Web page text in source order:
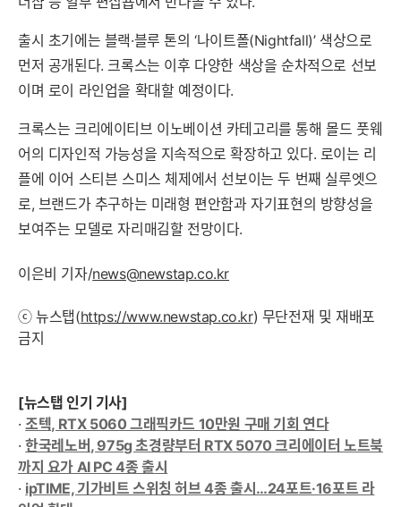
출시 초기에는 블랙·블루 톤의 ‘나이트폴(Nightfall)’ 색상으로
먼저 공개된다. 크록스는 이후 다양한 색상을 순차적으로 선보
이며 로이 라인업을 확대할 예정이다.
크록스는 크리에이티브 이노베이션 카테고리를 통해 몰드 풋웨
어의 디자인적 가능성을 지속적으로 확장하고 있다. 로이는 리
플에 이어 스티븐 스미스 체제에서 선보이는 두 번째 실루엣으
로, 브랜드가 추구하는 미래형 편안함과 자기표현의 방향성을
보여주는 모델로 자리매김할 전망이다.
이은비 기자/news@newstap.co.kr
ⓒ 뉴스탭(https://www.newstap.co.kr) 무단전재 및 재배포
금지
[뉴스탭 인기 기사]
·조텍, RTX 5060 그래픽카드 10만원 구매 기회 연다
·한국레노버, 975g 초경량부터 RTX 5070 크리에이터 노트북
까지 요가 AI PC 4종 출시
· ipTIME, 기가비트 스위칭 허브 4종 출시…24포트·16포트 라